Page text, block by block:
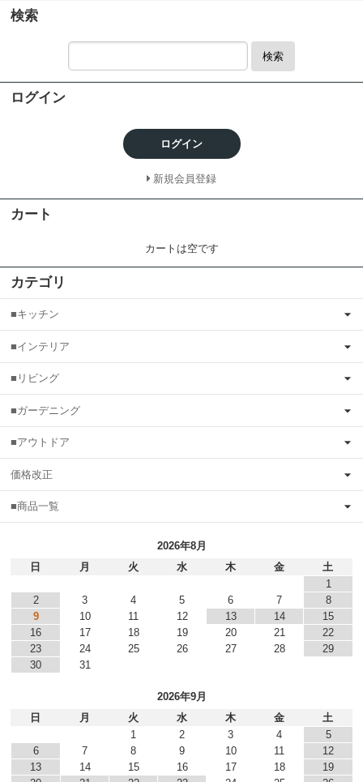
検索
検索
ログイン
ログイン
新規会員登録
カート
カートは空です
カテゴリ
■キッチン
■インテリア
■リビング
■ガーデニング
■アウトドア
価格改正
■商品一覧
2026年8月
日
月 火 水 木 金
土
1
2
3 4 5 6 7
8
9
10 11 12 13 14
15
16
17 18 19 20 21
22
23
24 25 26 27 28
29
30
31
2026年9月
日
月 火 水 木 金
土
1
2 3 4
5
6
7 8 9 10 11
12
13
14 15 16 17 18
19